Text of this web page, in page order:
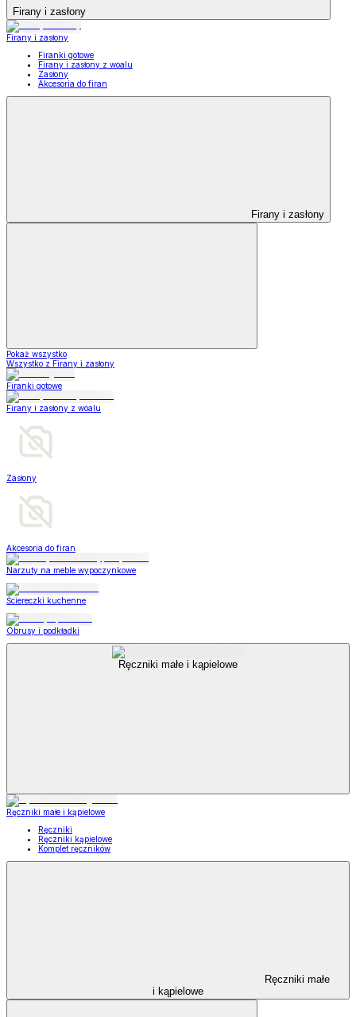
Firany i zasłony
Firany i zasłony
Firanki gotowe
Firany i zasłony z woalu
Zasłony
Akcesoria do firan
Firany i zasłony
Pokaż wszystko
Wszystko z Firany i zasłony
Firanki gotowe
Firany i zasłony z woalu
Zasłony
Akcesoria do firan
Narzuty na meble wypoczynkowe
Ściereczki kuchenne
Obrusy i podkładki
Ręczniki małe i kąpielowe
Ręczniki małe i kąpielowe
Ręczniki
Ręczniki kąpielowe
Komplet ręczników
Ręczniki małe
i kąpielowe